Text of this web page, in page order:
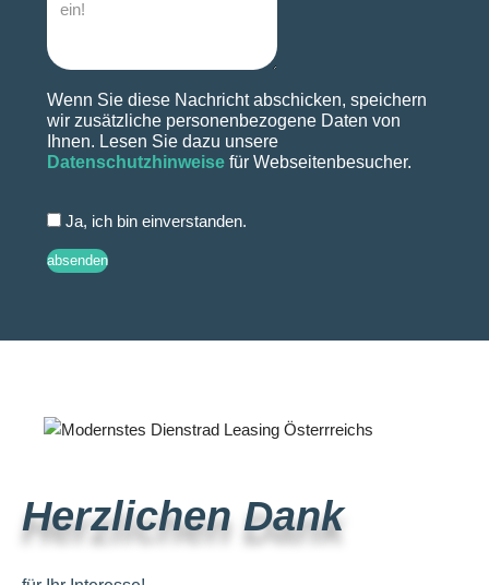
Wenn Sie diese Nachricht abschicken, speichern
wir zusätzliche personenbezogene Daten von
Ihnen. Lesen Sie dazu unsere
Datenschutzhinweise für Webseitenbesucher.
Ja, ich bin einverstanden.
absenden
Herzlichen Dank